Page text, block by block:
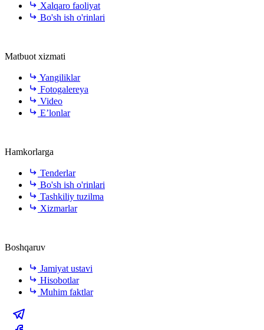
Xalqaro faoliyat
Bo'sh ish o'rinlari
Matbuot xizmati
Yangiliklar
Fotogalereya
Video
E’lonlar
Hamkorlarga
Tenderlar
Bo'sh ish o'rinlari
Tashkiliy tuzilma
Xizmarlar
Boshqaruv
Jamiyat ustavi
Hisobotlar
Muhim faktlar